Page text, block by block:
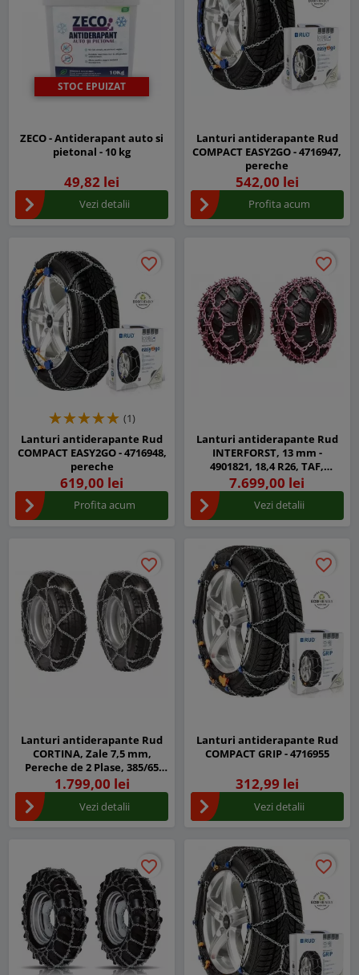
STOC EPUIZAT
ZECO - Antiderapant auto si
pietonal - 10 kg
49,82 lei
Vezi detalii
Lanturi antiderapante Rud
COMPACT EASY2GO - 4716947,
pereche
542,00 lei
Profita acum
favorite_border
favorite_border
(1)
Lanturi antiderapante Rud
COMPACT EASY2GO - 4716948,
pereche
619,00 lei
Profita acum
favorite_border
favorite_border
Lanturi antiderapante Rud
INTERFORST, 13 mm -
4901821, 18,4 R26, TAF,
Pereche de 2 Plase
7.699,00 lei
Vezi detalii
favorite_border
favorite_border
Lanturi antiderapante Rud
CORTINA, Zale 7,5 mm,
Pereche de 2 Plase, 385/65
R22,5
1.799,00 lei
Vezi detalii
favorite_border
favorite_border
Lanturi antiderapante Rud
COMPACT GRIP - 4716955
312,99 lei
Vezi detalii
favorite_border
favorite_border favorite_border
favorite_border